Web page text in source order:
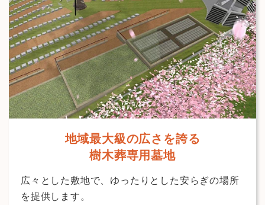
地域最大級の広さを誇る
樹木葬専用墓地
広々とした敷地で、ゆったりとした安らぎの場所
を提供します。